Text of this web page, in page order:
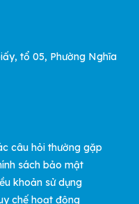
tổ 05, Phường Nghĩa
câu hỏi thường gặp
sách bảo mật
khoản sử dụng
chế hoạt động